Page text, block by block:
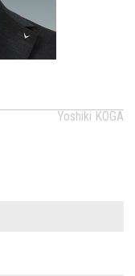
Yoshiki KOGA